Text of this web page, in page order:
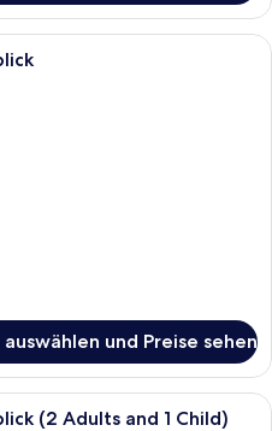
Ein Hotelzimmer mit einem Bett,
und Preise sehen
Ein Hotelzimmer mit einem Bett,
(2 Adults and 1 Child)